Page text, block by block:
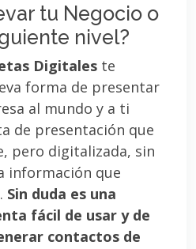
tu Negocio o
nivel?
Digitales te
forma de presentar
al mundo y a ti
de presentación que
pero digitalizada, sin
información que
Sin duda es una
fácil de usar y de
contactos de